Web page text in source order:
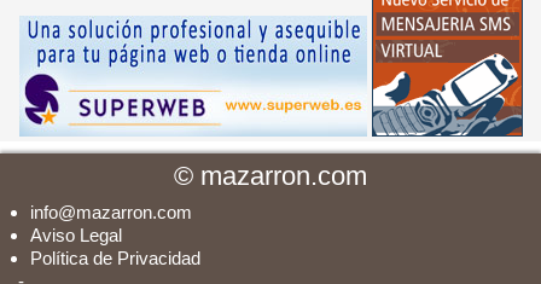
© mazarron.com
info@mazarron.com
Aviso Legal
Política de Privacidad